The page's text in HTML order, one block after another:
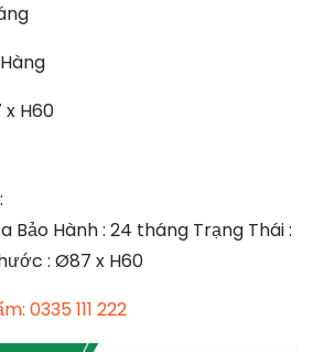
H60
Bảo Hành : 24 tháng Trạng Thái :
: Ø87 x H60
0335 111 222